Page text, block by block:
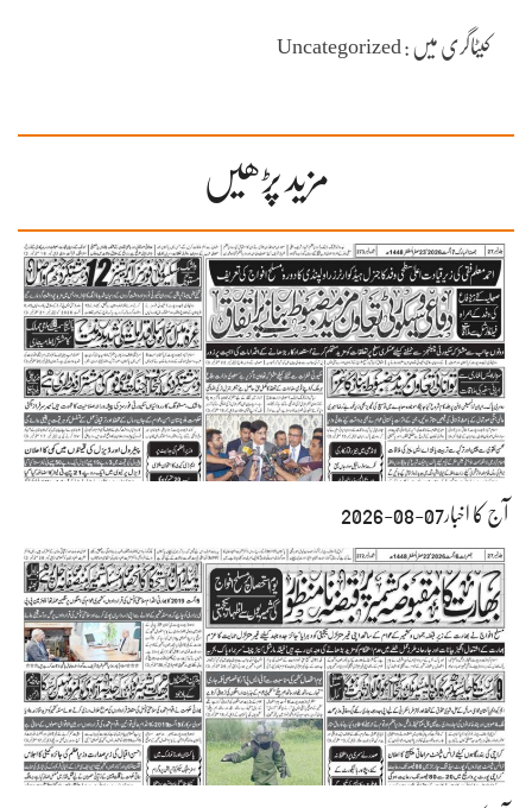
کیٹاگری میں : Uncategorized
مزید پڑھیں
آج کا اخبار07-08-2026